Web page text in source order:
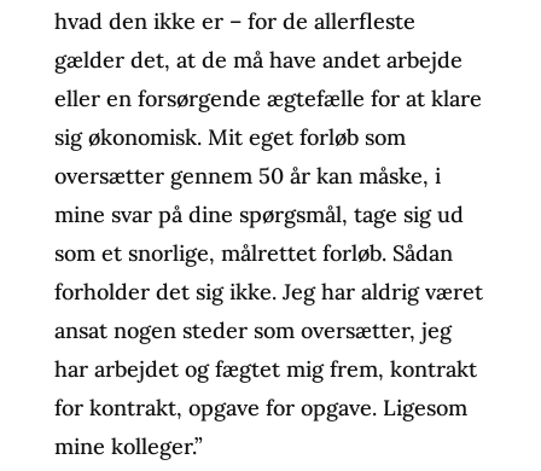
hvad den ikke er – for de allerfleste
gælder det, at de må have andet arbejde
eller en forsørgende ægtefælle for at klare
sig økonomisk. Mit eget forløb som
oversætter gennem 50 år kan måske, i
mine svar på dine spørgsmål, tage sig ud
som et snorlige, målrettet forløb. Sådan
forholder det sig ikke. Jeg har aldrig været
ansat nogen steder som oversætter, jeg
har arbejdet og fægtet mig frem, kontrakt
for kontrakt, opgave for opgave. Ligesom
mine kolleger.”